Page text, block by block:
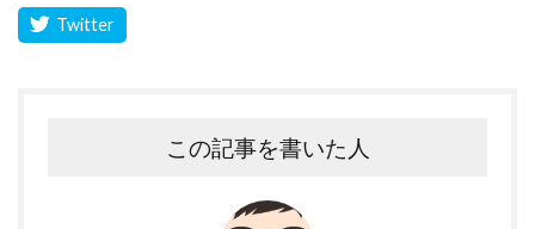
この記事を書いた人